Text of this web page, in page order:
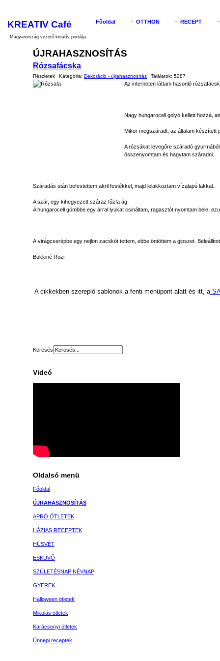
KREATIV Café
Magyarország vezető kreatív portálja
Főoldal OTTHON RECEPT
ÚJRAHASZNOSÍTÁS
Rózsafácska
Részletek Kategória: Dekoráció - újrahasznosítás Találatok: 5287
Az interneten láttam hasonló
Nagy hungarocell golyó kellett hozzá,
Mikor megszáradt, az általam készített
A rózsákat levegőre száradó
összenyomtam és hagytam száradni.
Száradás után befestettem akril festékkel, majd lelakkoztam vízalapú lakkal.
A szár, egy kihegyezett száraz fűzfa ág.
A hungarocell gömbbe egy árral lyukat csináltam, ragasztót nyomtam bele,
A virágcserépbe egy nejlon zacskót tettem, ebbe öntöttem a gipszet.
Bükkiné Rozi
A cikkekben szereplő sablonok a fenti menüpont alatt és itt, a
Keresés
Videó
Oldalsó menü
Főoldal
ÚJRAHASZNOSÍTÁS
APRÓ ÖTLETEK
HÁZIAS RECEPTEK
HÚSVÉT
ESKÜVŐ
SZÜLETÉSNAP NÉVNAP
GYEREK
Halloween ötletek
Mikulás ötletek
Karácsonyi ötletek
Ünnepi receptek